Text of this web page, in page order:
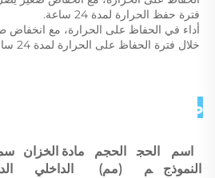
فترة حفظ الحرارة لمدة 24 ساعة.
خلال فترة الحفاظ على الحرارة لمدة 24 ساعة.
صور تفصيلية
اسم
النموذج
الحج
م
الحجم
(مم)
مادة الخزان
الداخلي